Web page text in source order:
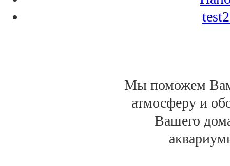
Мы поможем
атмосферу и
Вашего